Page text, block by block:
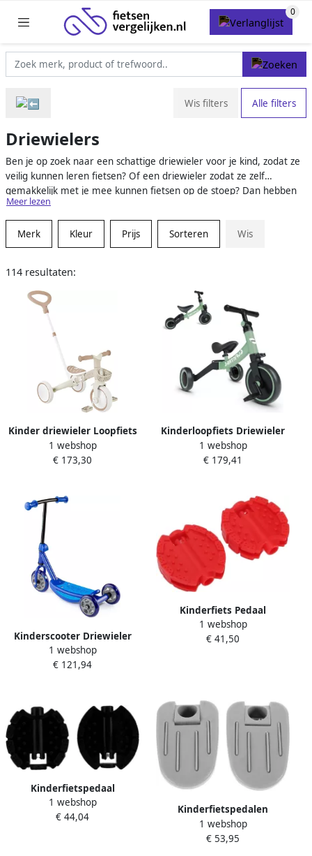
Wis filters Alle filters
Driewielers
Ben je op zoek naar een schattige driewieler voor je kind, zodat ze
veilig kunnen leren fietsen? Of een driewieler zodat ze zelf
gemakkelijk met je mee kunnen fietsen op de stoep? Dan hebben
wij een mooi aanbod van driewielers voor je verzameld van
verschillende (web)winkels, zodat je gemakkelijk een vrolijke en
stijlvolle driewieler voor je kleintje vindt. Kies vooral een opvallende
driewieler, zodat niemand kan missen hoe ze vrolijk voorbij
Meer lezen
Merk Kleur Prijs Sorteren Wis
114 resultaten:
Kinder driewieler Loopfiets
Buiten spelen Groeit mee
met kind 8 7 inch banden
1 webshop
€ 173,30
Kinderloopfiets Driewieler
Kindertrike Balansfiets
Leren Fietsen 5-in-1
1 webshop
€ 179,41
Kinderscooter Driewieler
Step Buiten Spelen Hoge
Stabiliteit 35 x 42 x 37 cm
1 webshop
€ 121,94
Kinderfiets Pedaal
Driewieler Pedaal Fietsen
Kunststof Materiaal 2 stuks
1 webshop
€ 41,50
Kinderfietspedaal
Driewieler Pedaal Fietsen
Eenvoudige Installatie 7 x 7
1 webshop
€ 44,04
Kinderfietspedalen
Driewieler Pedalen Veilig
Fietsen Ergonomisch
1 webshop
€ 53,95